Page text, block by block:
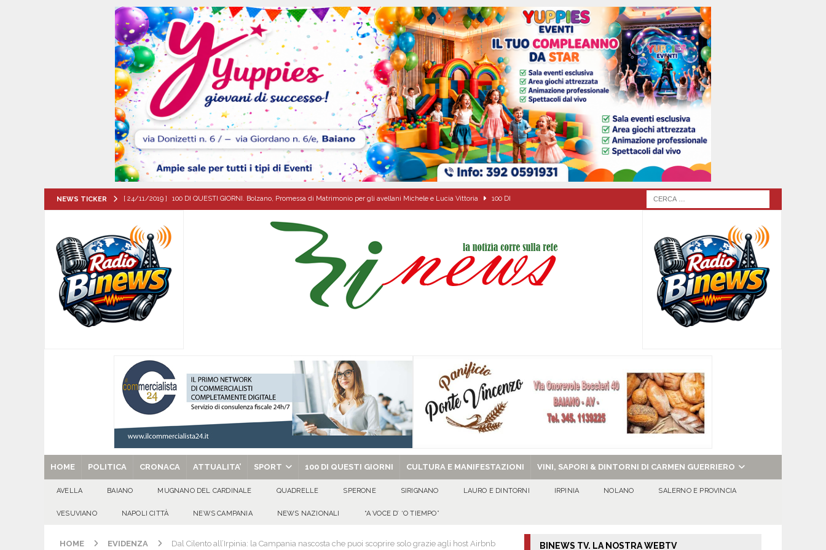
NEWS TICKER [ 24/11/2019 ] 100 DI QUESTI GIORNI. Bolzano, Promessa di Matrimonio per gli avellani Michele e Lucia Vittoria 100 DI
[ 06/08/2026 ] ‘O PRUVERBIO D’ ‘O JUORNO. Giovedì 6 agosto 2026 ALMANACCO
[ 06/08/2026 ] ALMANACCO DEL GIORNO. Giovedí, 6 Agosto 2026 ALMANACCO
[ 06/08/2026 ] SANT’Oggi. Giovedì 6 agosto si celebra la Trasfigurazione del Signore e sant’Ormisda EVIDENZA
[ 05/08/2026 ] Taurano, il Centro Estivo Comunale si chiude con una serata di emozioni e il primo campeggio nel Convento di
San Giovanni del Palco
[ 29/08/2025 ] SANT’Oggi. Venerdì 29 agosto la chiesa celebra il Martirio di san Giovanni Battista e santa Sabina
HOME POLITICA CRONACA ATTUALITA’ SPORT 100 DI QUESTI GIORNI CULTURA E MANIFESTAZIONI VINI, SAPORI & DINTORNI DI CARMEN GUERRIERO
AVELLA BAIANO MUGNANO DEL CARDINALE QUADRELLE SPERONE SIRIGNANO LAURO E DINTORNI IRPINIA NOLANO SALERNO E PROVINCIA
VESUVIANO NAPOLI CITTÀ NEWS CAMPANIA NEWS NAZIONALI “A VOCE D’ ‘O TIEMPO”
HOME EVIDENZA Dal Cilento all’Irpinia: la Campania nascosta che puoi scoprire solo grazie agli host Airbnb BINEWS TV. LA NOSTRA WEBTV